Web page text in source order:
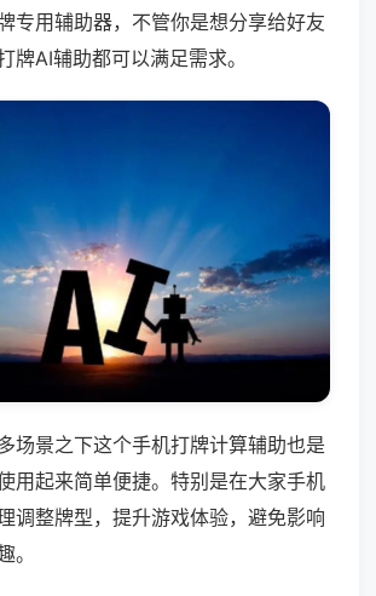
专用辅助器，不管你是想分享给好友
牌AI辅助都可以满足需求。
场景之下这个手机打牌计算辅助也是
用起来简单便捷。特别是在大家手机
调整牌型，提升游戏体验，避免影响
。